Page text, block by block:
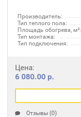
Производитель:
Тип теплого пола:
Площадь обогрева, м²:
Тип монтажа:
Тип подключения:
Цена:
6 080.00 р.
Отзывы (0)